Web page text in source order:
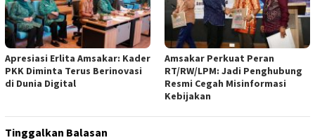
Apresiasi Erlita Amsakar: Kader
PKK Diminta Terus Berinovasi
di Dunia Digital
Amsakar Perkuat Peran
RT/RW/LPM: Jadi Penghubung
Resmi Cegah Misinformasi
Kebijakan
Tinggalkan Balasan